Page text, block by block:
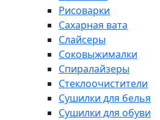
Рисоварки
Сахарная вата
Слайсеры
Соковыжималки
Спиралайзеры
Стеклоочистители
Сушилки для белья
Сушилки для обуви